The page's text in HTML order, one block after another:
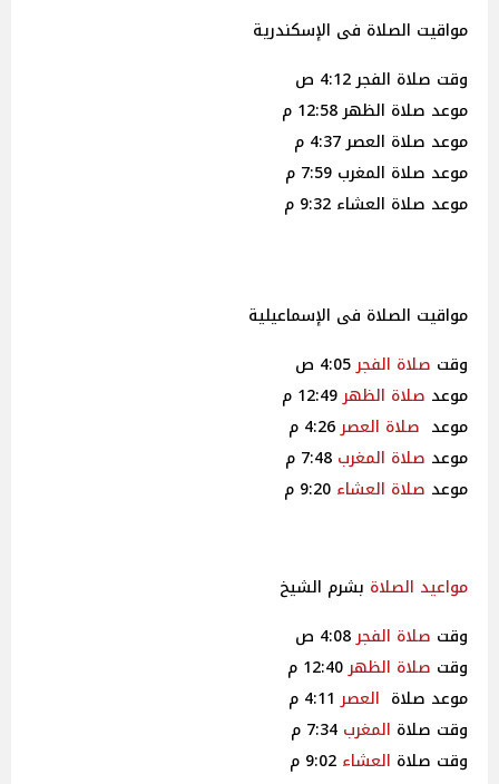
مواقيت الصلاة فى الإسكندرية
وقت صلاة الفجر 4:12 ص
موعد صلاة الظهر 12:58 م
موعد صلاة العصر 4:37 م
موعد صلاة المغرب 7:59 م
موعد صلاة العشاء 9:32 م
مواقيت الصلاة فى الإسماعيلية
وقت صلاة الفجر4:05 ص
موعد صلاة الظهر12:49 م
موعد صلاة العصر4:26 م
موعد صلاة المغرب
موعد صلاة العشاء
مواعيد الصلاة بشرم الشيخ
وقت صلاة الفجر4:08 ص
وقت صلاة الظهر12:40 م
موعد صلاة العصر4:11 م
وقت صلاة المغرب
وقت صلاة العشاء